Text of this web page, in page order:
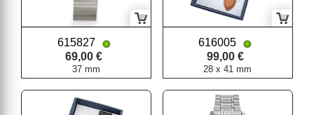
615827
69,00 €
37 mm
616005
99,00 €
28 x 41 mm